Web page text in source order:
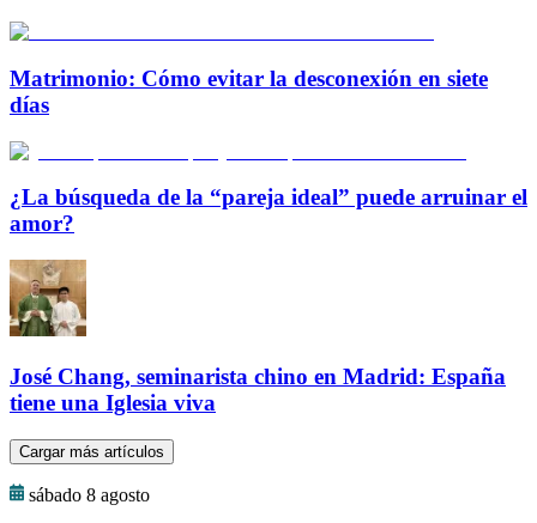
Matrimonio: Cómo evitar la desconexión en siete
días
¿La búsqueda de la “pareja ideal” puede arruinar el
amor?
José Chang, seminarista chino en Madrid: España
tiene una Iglesia viva
Cargar más artículos
sábado 8 agosto